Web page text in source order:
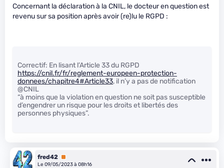
Concernant la déclaration à la CNIL, le docteur en question est
revenu sur sa position après avoir (re)lu le RGPD :
Correctif: En lisant l’Article 33 du RGPD
https://cnil.fr/fr/reglement-europeen-protection-
donnees/chapitre4#Article33, il n’y a pas de notification
@CNIL
“à moins que la violation en question ne soit pas susceptible
d’engendrer un risque pour les droits et libertés des
personnes physiques”.
fred42 Premium
Le 09/05/2023 à 08h16